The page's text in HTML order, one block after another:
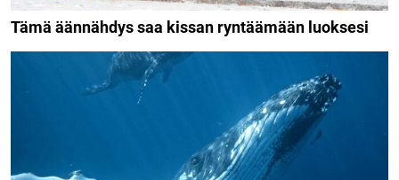
Tämä äännähdys saa kissan ryntäämään luoksesi